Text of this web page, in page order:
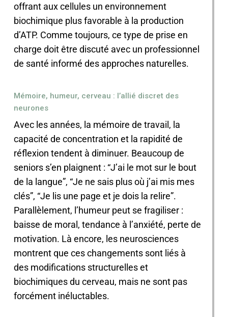
offrant aux cellules un environnement
biochimique plus favorable à la production
d’ATP. Comme toujours, ce type de prise en
charge doit être discuté avec un professionnel
de santé informé des approches naturelles.
Mémoire, humeur, cerveau : l’allié discret des
neurones
Avec les années, la mémoire de travail, la
capacité de concentration et la rapidité de
réflexion tendent à diminuer. Beaucoup de
seniors s’en plaignent : “J’ai le mot sur le bout
de la langue”, “Je ne sais plus où j’ai mis mes
clés”, “Je lis une page et je dois la relire”.
Parallèlement, l’humeur peut se fragiliser :
baisse de moral, tendance à l’anxiété, perte de
motivation. Là encore, les neurosciences
montrent que ces changements sont liés à
des modifications structurelles et
biochimiques du cerveau, mais ne sont pas
forcément inéluctables.